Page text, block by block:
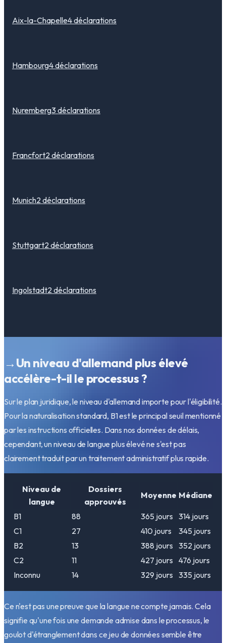
Aix-la-Chapelle4déclarations
Hambourg4déclarations
Nuremberg3déclarations
Francfort2déclarations
Munich2déclarations
Stuttgart2déclarations
Ingolstadt2déclarations
→ Un niveau d'allemand plus élevé
accélère-t-il le processus ?
Sur le plan juridique, le niveau d'allemand importe pour l'éligibilité.
Pour la naturalisation standard, B1 est le principal seuil mentionné
par les instructions officielles. Dans nos données de délais,
cependant, un niveau de langue plus élevé ne s'est pas
clairement traduit par un traitement administratif plus rapide.
Niveau de
langue
Dossiers
approuvés
Moyenne Médiane
B1 88 365 jours 314 jours
C1
27 410 jours 345 jours
B2
13 388 jours 352 jours
C2
11 427 jours 476 jours
Inconnu
14 329 jours 335 jours
Ce n'est pas une preuve que la langue ne compte jamais. Cela
signifie qu'une fois une demande admise dans le processus, le
goulot d'étranglement dans ce jeu de données semble être